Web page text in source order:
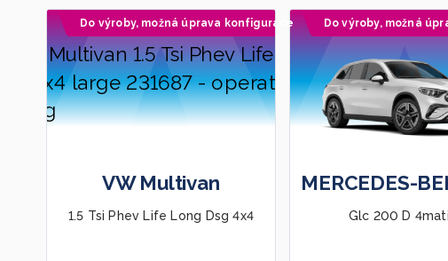
Do výroby, možná úprava konfigurace
VW Multivan
1.5 Tsi Phev Life Long Dsg 4x4
Do výroby, možná
MERCEDES-
Glc 200 D